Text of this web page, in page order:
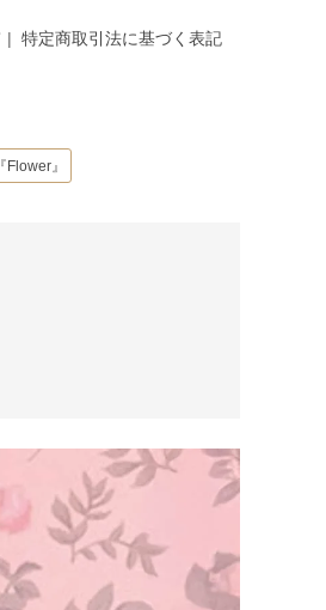
| 特定商取引法に基づく表記
Flower』